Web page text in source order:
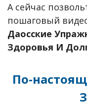
А сейчас
пошаговый
Даосские
Здоровья И
По-